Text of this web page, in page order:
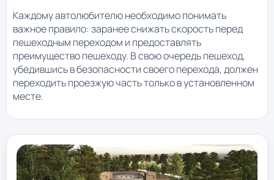
Каждому автолюбителю необходимо понимать
важное правило: заранее снижать скорость перед
пешеходным переходом и предоставлять
преимущество пешеходу. В свою очередь пешеход,
убедившись в безопасности своего перехода, должен
переходить проезжую часть только в установленном
месте.